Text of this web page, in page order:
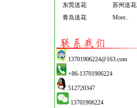
东莞送花
苏州送花
青岛送花
More..
13701906224@163.com
+86-13701906224
512720347
13701906224